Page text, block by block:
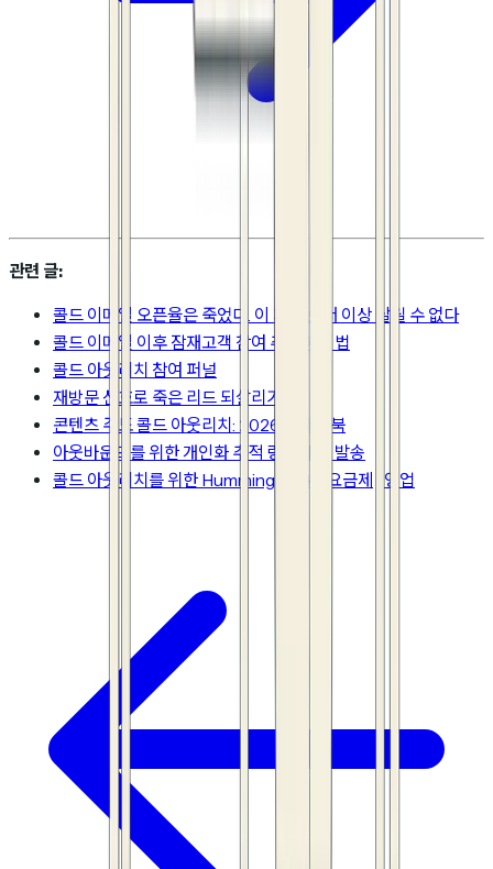
관련 글:
콜드 이메일 오픈율은 죽었다. 이 지표는 더 이상 살릴 수 없다
콜드 이메일 이후 잠재고객 참여 추적하는 법
콜드 아웃리치 참여 퍼널
재방문 신호로 죽은 리드 되살리기
콘텐츠 주도 콜드 아웃리치: 2026 플레이북
아웃바운드를 위한 개인화 추적 링크 대량 발송
콜드 아웃리치를 위한 HummingDeck
요금제 영업